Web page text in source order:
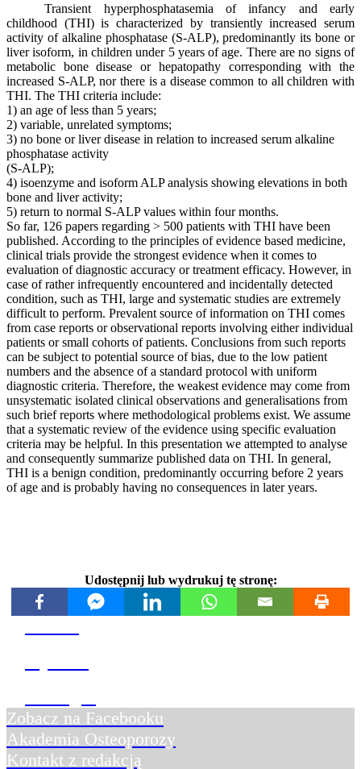
Transient hyperphosphatasemia of infancy and early
childhood (THI) is characterized by transiently increased serum
activity of alkaline phosphatase (S-ALP), predominantly its bone or
liver isoform, in children under 5 years of age. There are no signs of
metabolic bone disease or hepatopathy corresponding with the
increased S-ALP, nor there is a disease common to all children with
THI. The THI criteria include:
1) an age of less than 5 years;
2) variable, unrelated symptoms;
3) no bone or liver disease in relation to increased serum alkaline
phosphatase activity
(S-ALP);
4) isoenzyme and isoform ALP analysis showing elevations in both
bone and liver activity;
5) return to normal S-ALP values within four months.
So far, 126 papers regarding > 500 patients with THI have been
published. According to the principles of evidence based medicine,
clinical trials provide the strongest evidence when it comes to
evaluation of diagnostic accuracy or treatment efficacy. However, in
case of rather infrequently encountered and incidentally detected
condition, such as THI, large and systematic studies are extremely
difficult to perform. Prevalent source of information on THI comes
from case reports or observational reports involving either individual
patients or small cohorts of patients. Conclusions from such reports
can be subject to potential source of bias, due to the low patient
numbers and the absence of a standard protocol with uniform
diagnostic criteria. Therefore, the weakest evidence may come from
unsystematic isolated clinical observations and generalisations from
such brief reports where methodological problems exist. We assume
that a systematic review of the evidence using specific evaluation
criteria may be helpful. In this presentation we attempted to analyse
and consequently summarize published data on THI. In general,
THI is a benign condition, predominantly occurring before 2 years
of age and is probably having no consequences in later years.
Udostępnij lub wydrukuj tę stronę:
Zobacz na Facebooku
Akademia Osteoporozy
Kontakt z redakcją